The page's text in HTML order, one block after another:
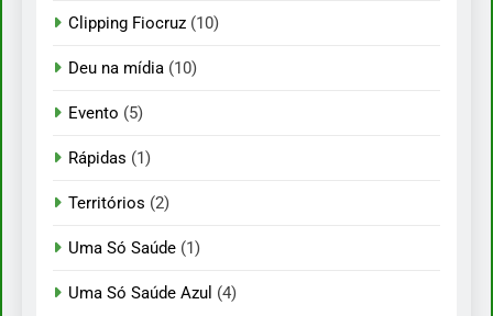
Clipping Fiocruz (10)
Deu na mídia (10)
Evento (5)
Rápidas (1)
Territórios (2)
Uma Só Saúde (1)
Uma Só Saúde Azul (4)